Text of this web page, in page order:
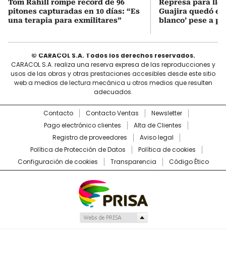
Tom Rahill rompe record de 96
pitones capturadas en 10 días: “Es
una terapia para exmilitares”
Represa para
Guajira quedó en
blanco’ pese a
© CARACOL S.A. Todos los derechos reservados.
CARACOL S.A. realiza una reserva expresa de las reproducciones y
usos de las obras y otras prestaciones accesibles desde este sitio
web a medios de lectura mecánica u otros medios que resulten
adecuados.
Contacto Contacto Ventas
Newsletter
Pago electrónico clientes
Alta de Clientes
Registro de proveedores
Aviso legal
Política de Protección de Datos
Política de cookies
Configuración de cookies
Transparencia Código Ético